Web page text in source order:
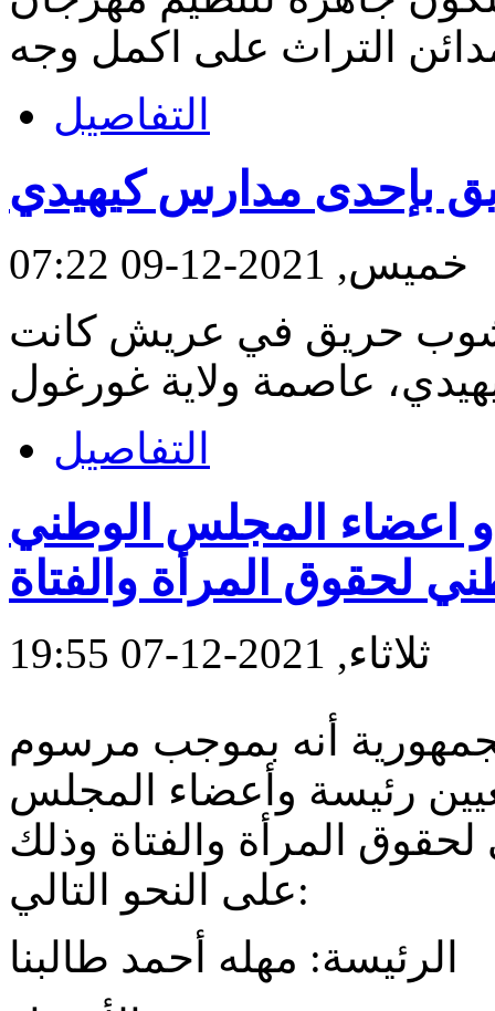
التراث على اكمل وجه
التفاصيل
بإحدى مدارس كيهيدي
خميس, 2021-12-09 07:22
نشوب حريق في عريش كانت
التفاصيل
اعضاء المجلس الوطني
لحقوق المرأة والفتاة
ثلاثاء, 2021-12-07 19:55
أنه بموجب مرسوم
رئيسة وأعضاء المجلس
المرأة والفتاة وذلك
على النحو التالي:
الرئيسة: مهله أحمد طالبنا